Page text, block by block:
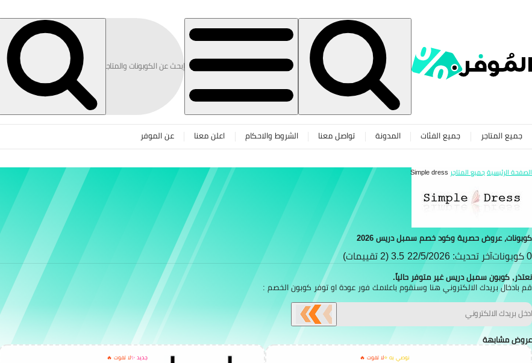
جميع المتاجر جميع الفئات المدونة تواصل معنا الشروط والاحكام اعلن معنا عن الموفر
كوبونات، عروض حصرية وكود خصم سمبل دريس 2026
0 كوبونات آخر تحديث: 22/5/2026 3.5 (2 تقييمات)
نعتذر, كوبون سمبل دريس غير متوفر حالياً.
قم بادخال بريدك الالكتروني هنا وسنقوم باعلامك فور عودة او توفر كوبون الخصم :
عروض مشابهة
نوصي به ⭐لا تفوت 🔥 جديد ✨لا تفوت 🔥
الصفحة الرئيسيةجميع المتاجر Simple dress